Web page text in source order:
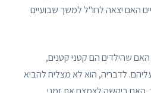
האם יצאה לחו"ל למשך שבועיים
8/6/2021 טענה האם שהילדים הם קטני קטנים,
לדבריה, הוא לא מצליח להביא